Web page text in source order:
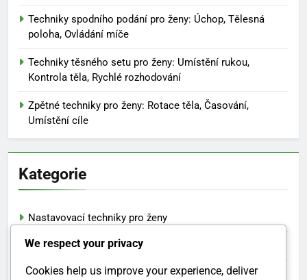
Techniky spodního podání pro ženy: Úchop, Tělesná
poloha, Ovládání míče
Techniky těsného setu pro ženy: Umístění rukou,
Kontrola těla, Rychlé rozhodování
Zpětné techniky pro ženy: Rotace těla, Časování,
Umístění cíle
Kategorie
Nastavovací techniky pro ženy
Nastavte strategie pro ženy
Sady variací pro ženy
We respect your privacy
Cookies help us improve your experience, deliver